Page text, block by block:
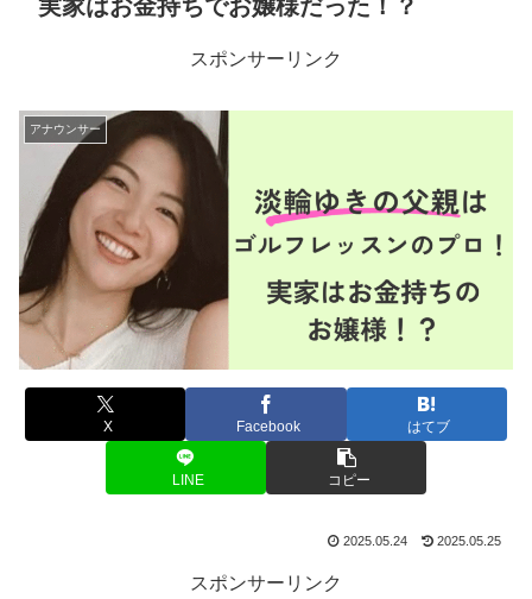
実家はお金持ちでお嬢様だった！？
スポンサーリンク
アナウンサー
X Facebook はてブ
LINE コピー
2025.05.24 2025.05.25
スポンサーリンク